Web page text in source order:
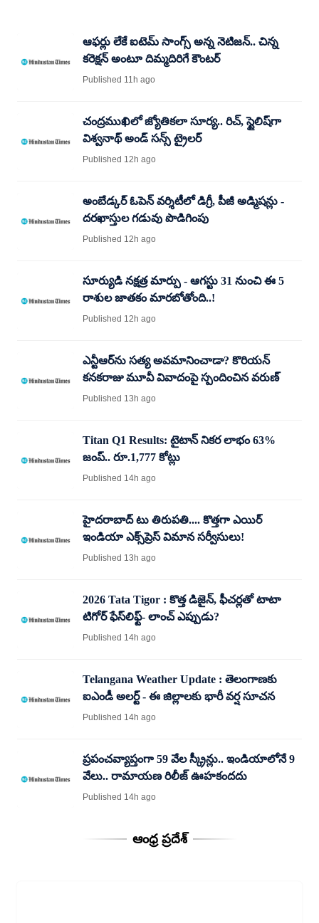
ఆఫర్లు లేకే ఐటెమ్ సాంగ్స్ అన్న నెటిజన్.. చిన్న
కరెక్షన్ అంటూ దిమ్మదిరిగే కౌంటర్
Published 11h ago
చంద్రముఖిలో జ్యోతికలా సూర్య.. రిచ్, స్టైలిష్‌గా
విశ్వనాథ్ అండ్ సన్స్ ట్రైలర్
Published 12h ago
అంబేడ్కర్ ఓపెన్ వర్శిటీలో డిగ్రీ, పీజీ అడ్మిషన్లు -
దరఖాస్తుల గడువు పొడిగింపు
Published 12h ago
సూర్యుడి నక్షత్ర మార్పు - ఆగస్టు 31 నుంచి ఈ 5
రాశుల జాతకం మారబోతోంది..!
Published 12h ago
ఎన్టీఆర్‌ను సత్య అవమానించాడా? కొరియన్
కనకరాజు మూవీ వివాదంపై స్పందించిన వరుణ్
Published 13h ago
Titan Q1 Results: టైటాన్ నికర లాభం 63%
జంప్.. రూ.1,777 కోట్లు
Published 14h ago
హైదరాబాద్‌ టు తిరుపతి.... కొత్తగా ఎయిర్‌
ఇండియా ఎక్స్‌ప్రెస్‌ విమాన సర్వీసులు!
Published 13h ago
2026 Tata Tigor : కొత్త డిజైన్, ఫీచర్లతో టాటా
టిగోర్ ఫేస్​లిఫ్ట్- లాంచ్ ఎప్పుడు?
Published 14h ago
Telangana Weather Update : తెలంగాణకు
ఐఎండీ అలర్ట్ - ఈ జిల్లాలకు భారీ వర్ష సూచన
Published 14h ago
ప్రపంచవ్యాప్తంగా 59 వేల స్క్రీన్లు.. ఇండియాలోనే 9
వేలు.. రామాయణ రిలీజ్ ఊహకందదు
Published 14h ago
ఆంధ్ర ప్రదేశ్